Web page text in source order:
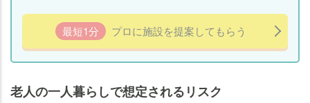
最短1分 プロに施設を提案してもらう
老人の一人暮らしで想定されるリスク